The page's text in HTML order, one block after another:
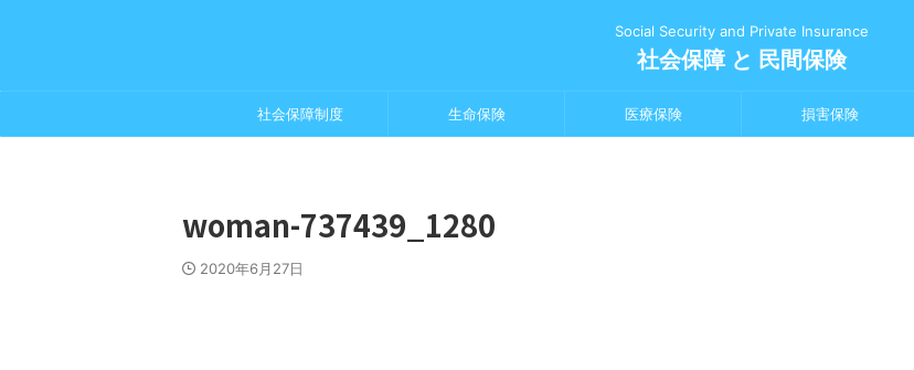
Social Security and Private Insurance
社会保障 と 民間保険
社会保障制度 生命保険 医療保険 損害保険
woman-737439_1280
2020年6月27日